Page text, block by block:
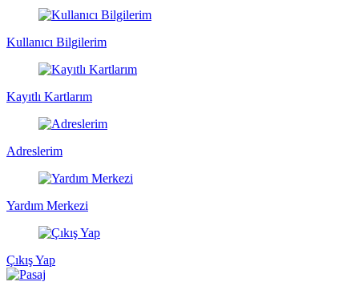
Kullanıcı Bilgilerim
Kayıtlı Kartlarım
Adreslerim
Yardım Merkezi
Çıkış Yap